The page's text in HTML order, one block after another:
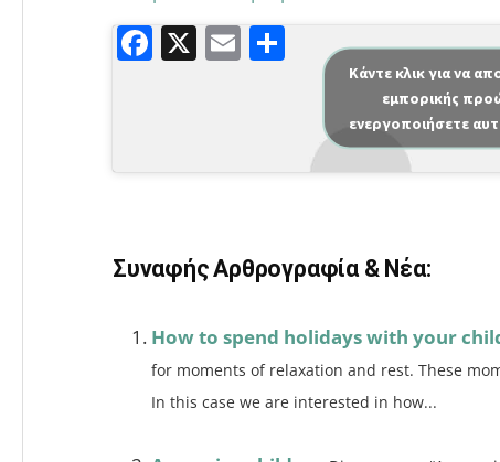
F
b
o
k
X E
σ
ίτ
ε
Κάντε κλικ για να
εμπορικής
ενεργοποιήσετε
Συναφής Αρθρογραφία & Νέα:
How to spend holidays with your
for moments of relaxation and rest. These
In this case we are interested in how...